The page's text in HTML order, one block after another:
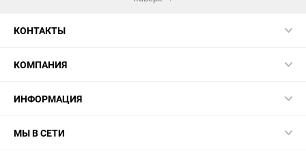
КОНТАКТЫ
КОМПАНИЯ
ИНФОРМАЦИЯ
МЫ В СЕТИ